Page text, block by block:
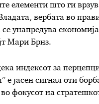
елементи што ги
вербата во
унапредува
Мари Брнз.
индексот за
јасен сигнал оти
фокусот на